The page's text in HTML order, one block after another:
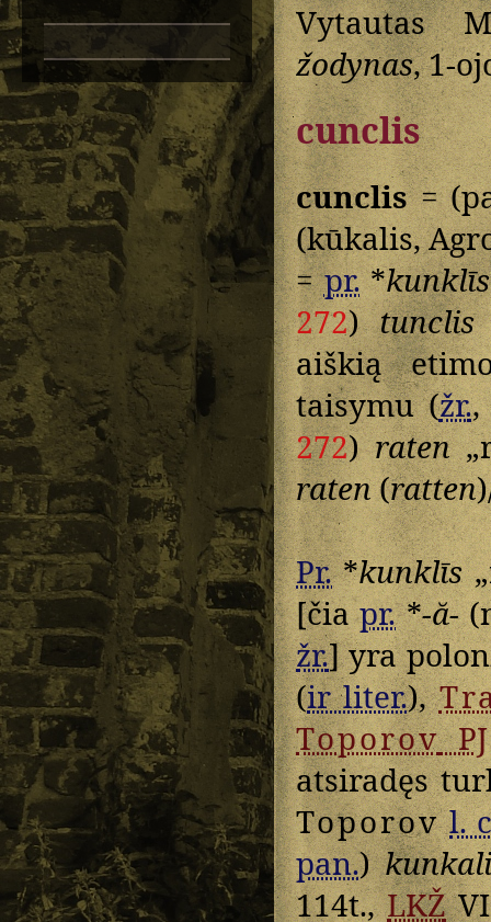
Vytautas
žodynas, 1-
cunclis
cunclis=
(kūkalis,
=pr.*kunklīs
272)tunclis
aiškią
taisymu (žr.,
272)raten
raten(ratten
Pr.*kunklīs
[čiapr.*-ă-
žr.] yra
(ir liter.),
ToporovPJ
atsiradęs
Toporov l.
pan.)
114t.,LKŽVI